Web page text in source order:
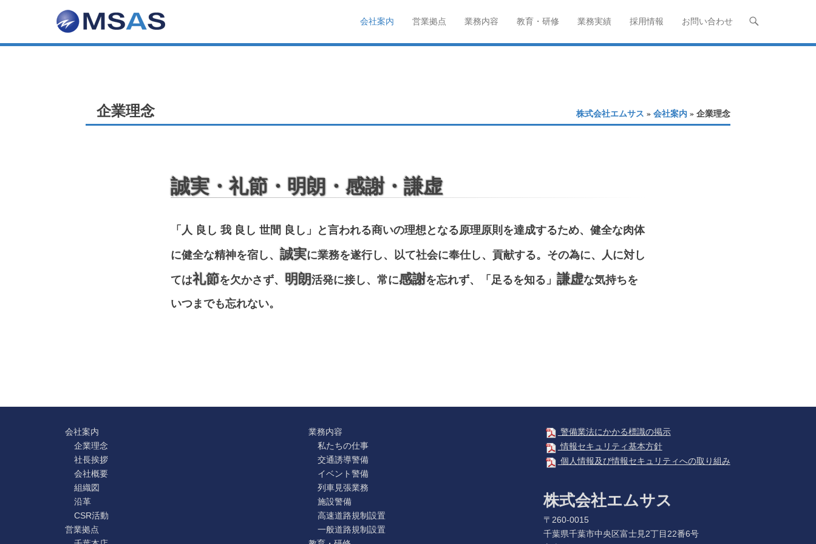
メインメニュー
コンテンツへスキップ
会社案内 営業拠点 業務内容 教育・研修 業務実績 採用情報 お問い合わせ
企業理念 株式会社エムサス »会社案内» 企業理念
誠実・礼節・明朗・感謝・謙虚
「人 良し 我 良し 世間 良し」と言われる商いの理想となる原理原則を達成するため、健全な肉体
に健全な精神を宿し、 誠実に業務を遂行し、以て社会に奉仕し、貢献する。その為に、人に対し
ては礼節を欠かさず、 明朗活発に接し、常に感謝を忘れず、「足るを知る」 謙虚な気持ちを
いつまでも忘れない。
会社案内
企業理念
社長挨拶
会社概要
組織図
沿革
CSR活動
営業拠点
業務内容
私たちの仕事
交通誘導警備
イベント警備
列車見張業務
施設警備
高速道路規制設置
一般道路規制設置
警備業法にかかる標識の掲示
情報セキュリティ基本方針
個人情報及び情報セキュリティへの取り組み
株式会社エムサス
〒260-0015
千葉県千葉市中央区富士見2丁目22番6号